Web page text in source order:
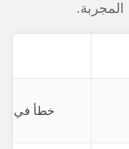
خطأ في